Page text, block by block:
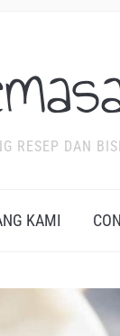
RESEP DAN
KAMI